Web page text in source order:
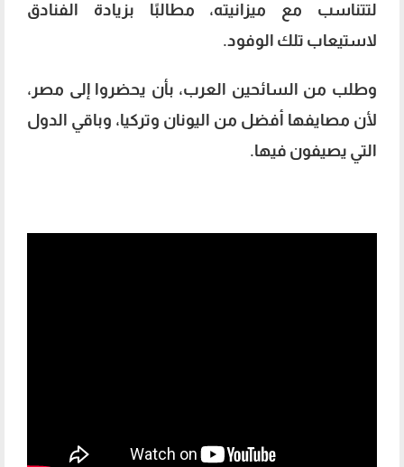
لتتناسب مع ميزانيته، مطالبًا بزيادة الفنادق
لاستيعاب تلك الوفود.
وطلب من السائحين العرب، بأن يحضروا إلى مصر،
لأن مصايفها أفضل من اليونان وتركيا، وباقي الدول
التي يصيفون فيها.